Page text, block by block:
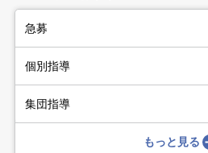
急募
個別指導
集団指導
もっと見る